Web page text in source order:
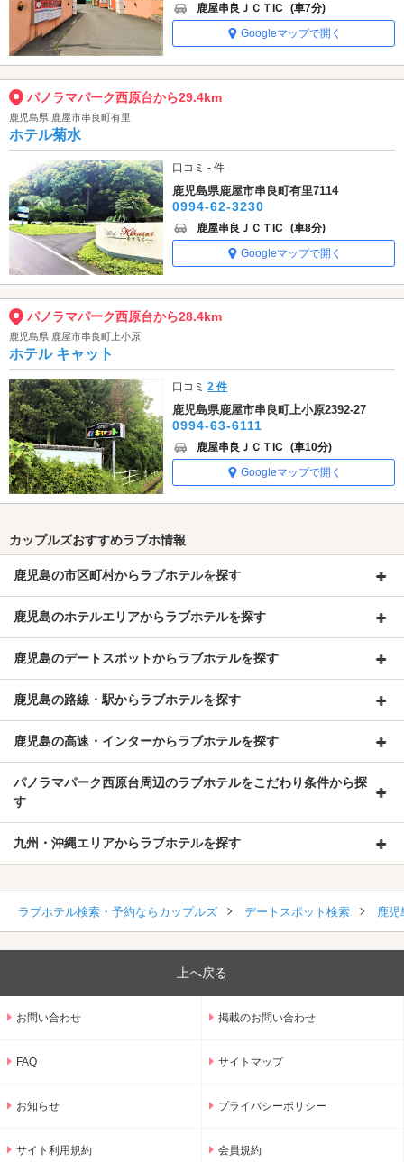
鹿屋串良ＪＣＴIC (車7分)
Googleマップで開く
パノラマパーク西原台から29.4km
鹿児島県 鹿屋市串良町有里
ホテル菊水
口コミ - 件
鹿児島県鹿屋市串良町有里7114
0994-62-3230
鹿屋串良ＪＣＴIC (車8分)
Googleマップで開く
パノラマパーク西原台から28.4km
鹿児島県 鹿屋市串良町上小原
ホテル キャット
口コミ2 件
鹿児島県鹿屋市串良町上小原2392-27
0994-63-6111
鹿屋串良ＪＣＴIC (車10分)
Googleマップで開く
カップルズおすすめラブホ情報
鹿児島の市区町村からラブホテルを探す
鹿児島のホテルエリアからラブホテルを探す
鹿児島のデートスポットからラブホテルを探す
鹿児島の路線・駅からラブホテルを探す
鹿児島の高速・インターからラブホテルを探す
パノラマパーク西原台周辺のラブホテルをこだわり条件から探
す
九州・沖縄エリアからラブホテルを探す
ラブホテル検索・予約ならカップルズ デートスポット検索 鹿児
上へ戻る
お問い合わせ 掲載のお問い合わせ
FAQ サイトマップ
お知らせ プライバシーポリシー
サイト利用規約 会員規約